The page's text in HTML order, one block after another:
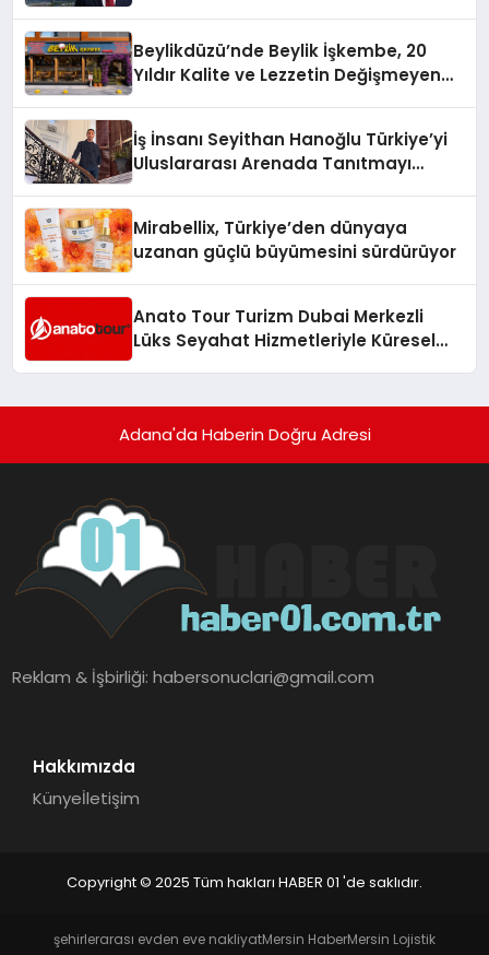
Hayata Geçirecek
Beylikdüzü’nde Beylik İşkembe, 20
Yıldır Kalite ve Lezzetin Değişmeyen
İş İnsanı Seyithan Hanoğlu Türkiye’yi
Uluslararası Arenada Tanıtmayı
Mirabellix, Türkiye’den dünyaya
uzanan güçlü büyümesini sürdürüyor
Anato Tour Turizm Dubai Merkezli
Lüks Seyahat Hizmetleriyle Küresel
Adana'da Haberin Doğru Adresi
Reklam & İşbirliği:habersonuclari@gmail.com
Hakkımızda
Künyeİletişim
Copyright © 2025 Tüm hakları HABER 01 'de saklıdır.
şehirlerarası evden eve nakliyatMersin HaberMersin Lojistik